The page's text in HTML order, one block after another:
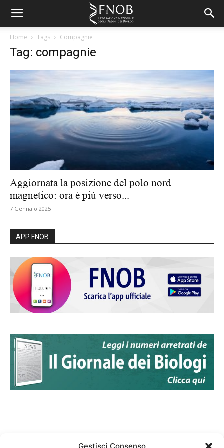
Home Tags Compagnie
Tag: compagnie
Aggiornata la posizione del polo nord
magnetico: ora è più verso...
7 Gennaio 2025
APP FNOB